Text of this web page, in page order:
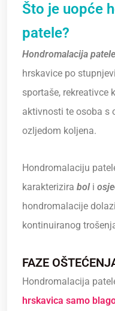
Što je uopće
patele?
Hondromalacija patele
hrskavice po
sportaše, rekreativce
aktivnosti te osoba s
ozljedom koljena.
Hondromalaciju
karakterizira boli
hondromalacije
kontinuiranog
FAZE
Hondromalacija
hrskavica samo